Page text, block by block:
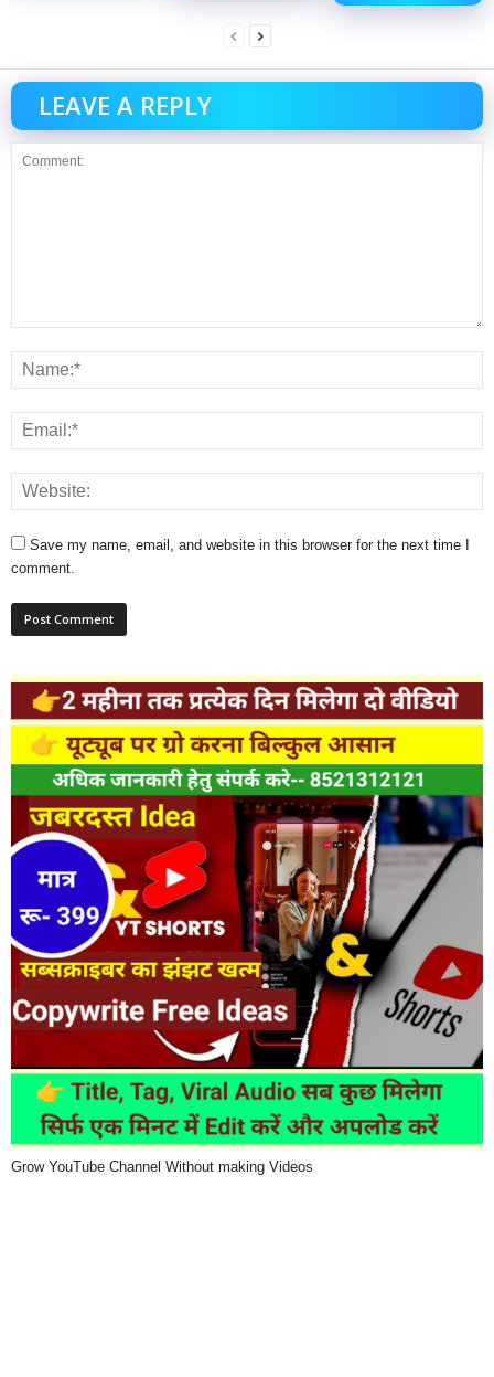
LEAVE A REPLY
Save my name, email, and website in this browser for the next time I
comment.
Grow YouTube Channel Without making Videos